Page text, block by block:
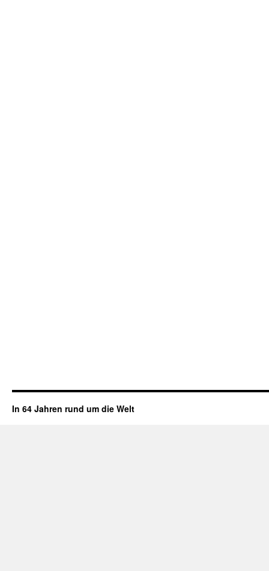
In 64 Jahren rund um die Welt